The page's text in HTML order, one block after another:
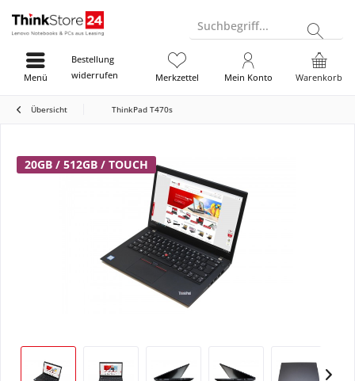
Suchbegriff...
Bestellung
widerrufen
Warenkorb
Merkzettel Mein Konto
Menü
Übersicht ThinkPad T470s
20GB / 512GB / TOUCH